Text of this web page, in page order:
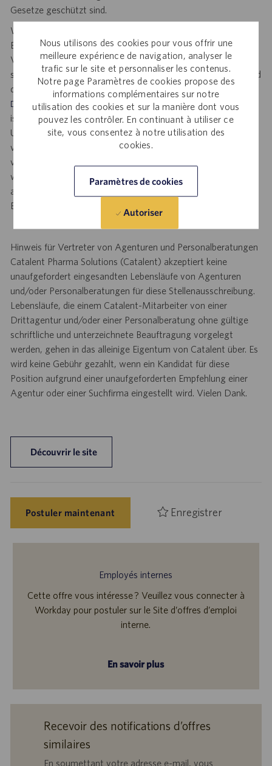
Nous utilisons des cookies pour vous offrir une
meilleure expérience de navigation, analyser le
trafic sur le site et personnaliser les contenus.
Notre page Paramètres de cookies propose des
informations complémentaires sur notre
utilisation des cookies et sur la manière dont vous
pouvez les contrôler. En continuant à utiliser ce
site, vous consentez à notre utilisation des
cookies.
Paramètres de cookies
Autoriser
Gesetze geschützt sind.
Wenn Sie aufgrund einer Behinderung für einen Teil des
Bewerbungs- oder Einstellungsverfahrens angemessene
Vorkehrungen benötigen, können Sie Ihre Anfrage per E-Mail
senden und Ihre Anfrage nach einer Unterkunft bestätigen und
die Stellennummer, den Titel und den Standort an
DisabilityAccommodations@catalent.com angeben. Diese Option
ist Personen vorbehalten, die aufgrund einer Behinderung eine
Unterkunft benötigen. Die erhaltenen Informationen werden
von einem US-amerikanischen Catalent-Mitarbeiter
verarbeitet und dann an einen lokalen Personalvermittler
weitergeleitet, der Unterstützung bietet, um eine
angemessene Berücksichtigung im Bewerbungs- oder
Einstellungsverfahren sicherzustellen.
Hinweis für Vertreter von Agenturen und Personalberatungen
Catalent Pharma Solutions (Catalent) akzeptiert keine
unaufgefordert eingesandten Lebensläufe von Agenturen
und/oder Personalberatungen für diese Stellenausschreibung.
Lebensläufe, die einem Catalent-Mitarbeiter von einer
Drittagentur und/oder einer Personalberatung ohne gültige
schriftliche und unterzeichnete Beauftragung vorgelegt
werden, gehen in das alleinige Eigentum von Catalent über. Es
wird keine Gebühr gezahlt, wenn ein Kandidat für diese
Position aufgrund einer unaufgeforderten Empfehlung einer
Agentur oder einer Suchfirma eingestellt wird. Vielen Dank.
Découvrir le site
Postuler maintenant Enregistrer
Employés internes
Cette offre vous intéresse ? Veuillez vous connecter à
Workday pour postuler sur le Site d’offres d’emploi
interne.
En savoir plus
Recevoir des notifications d’offres
similaires
En soumettant votre adresse e-mail, vous